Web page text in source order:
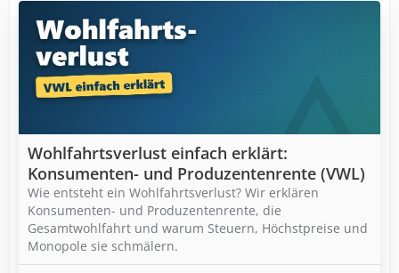
Wohlfahrtsverlust einfach erklärt:
Konsumenten- und Produzentenrente (VWL)
Wie entsteht ein Wohlfahrtsverlust? Wir erklären
Konsumenten- und Produzentenrente, die
Gesamtwohlfahrt und warum Steuern, Höchstpreise und
Monopole sie schmälern.